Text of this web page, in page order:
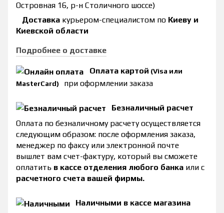
Островная 16, р-н Столичного шоссе)
Доставка курьером-специалистом по Киеву и
Киевской области
Подробнее о доставке
Оплата картой (Visa или
MasterCard)
при оформлении заказа
Безналичный расчет
Оплата по безналичному расчету осуществляется
следующим образом: после оформления заказа,
менеджер по факсу или электронной почте
вышлет вам счет-фактуру, который вы сможете
оплатить в кассе отделения любого банка или с
расчетного счета вашей фирмы.
Наличными в кассе магазина